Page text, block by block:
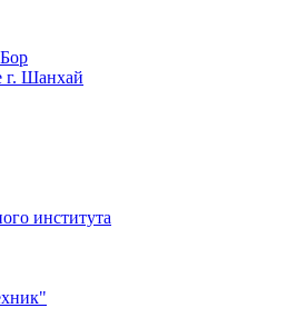
г. Шанхай
института